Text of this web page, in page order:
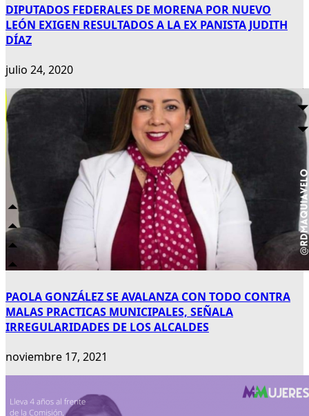
DIPUTADOS FEDERALES DE MORENA POR NUEVO
LEÓN EXIGEN RESULTADOS A LA EX PANISTA JUDITH
DÍAZ
julio 24, 2020
PAOLA GONZÁLEZ SE AVALANZA CON TODO CONTRA
MALAS PRACTICAS MUNICIPALES, SEÑALA
IRREGULARIDADES DE LOS ALCALDES
noviembre 17, 2021